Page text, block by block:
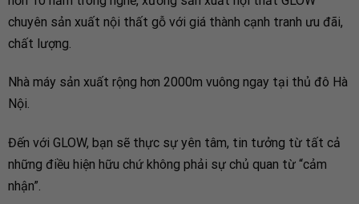
chuyên sản xuất nội thất gỗ với giá thành cạnh tranh ưu đãi,
chất lượng.
Nhà máy sản xuất rộng hơn 2000m vuông ngay tại thủ đô Hà
Nội.
В этом разделе казинопин-ап украинавас ждут
эксклюзивные игровые предложения такие как PinUp
Million, Lucky Lady Pin-Up, Majestic King, Pinup Dolls и
Đến với GLOW, bạn sẽ thực sự yên tâm, tin tưởng từ tất cả
những điều hiện hữu chứ không phải sự chủ quan từ “cảm
nhận”.